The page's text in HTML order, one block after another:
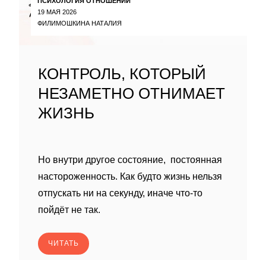
19 МАЯ 2026
ФИЛИМОШКИНА НАТАЛИЯ
КОНТРОЛЬ, КОТОРЫЙ
НЕЗАМЕТНО ОТНИМАЕТ
ЖИЗНЬ
Но внутри другое состояние, постоянная
настороженность. Как будто жизнь нельзя
отпускать ни на секунду, иначе что-то
пойдёт не так.
ЧИТАТЬ